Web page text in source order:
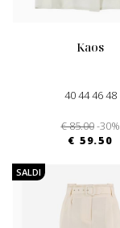
kaos
40 44 46 48
€ 85.00 -30%
€ 59.50
SALDI